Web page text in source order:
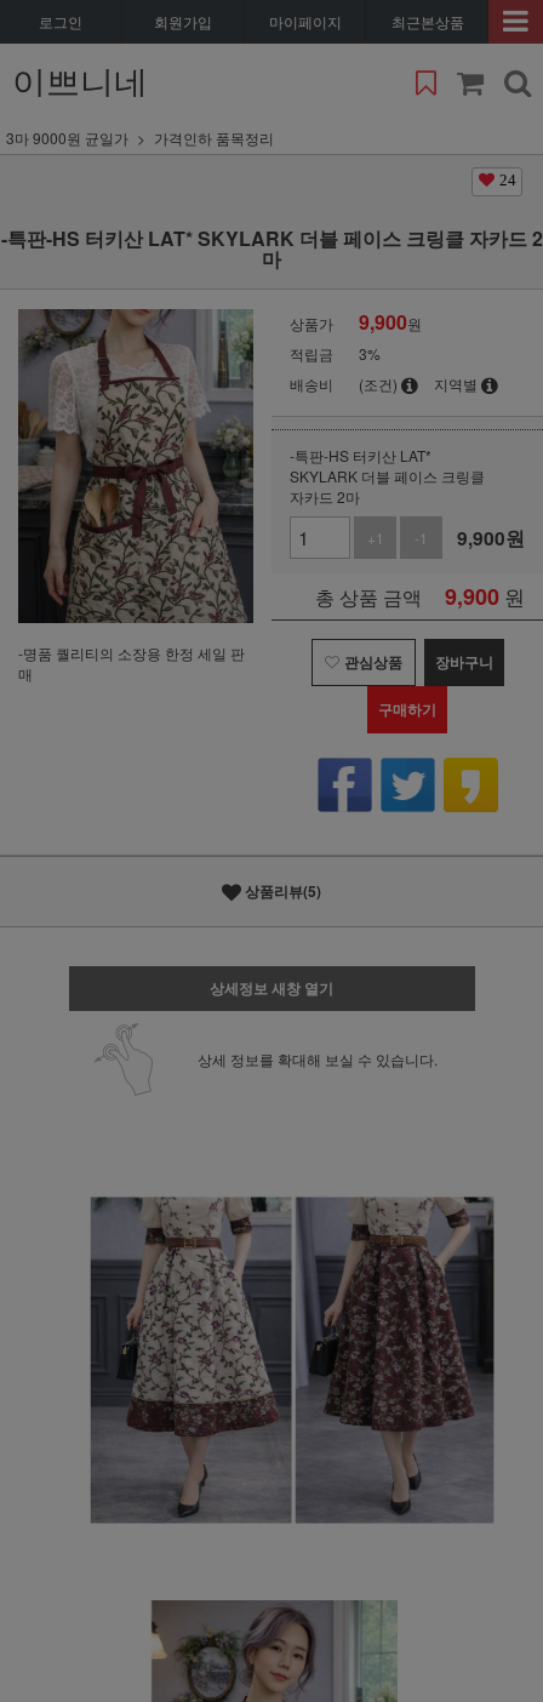
로그인 회원가입 마이페이지 최근본상품
이쁘니네
3마 9000원 균일가 가격인하 품목정리
24
-특판-HS 터키산 LAT* SKYLARK 더블 페이스 크링클 자카드 2
마
-명품 퀄리티의 소장용 한정 세일 판
매
상품가 9,900원
적립금
3%
배송비
(조건) 지역별
-특판-HS 터키산 LAT*
SKYLARK 더블 페이스 크링클
자카드 2마
+1
-1 9,900원
총 상품 금액 9,900 원
관심상품 장바구니
구매하기
상품리뷰(5)
상세정보 새창 열기
상세 정보를 확대해 보실 수 있습니다.